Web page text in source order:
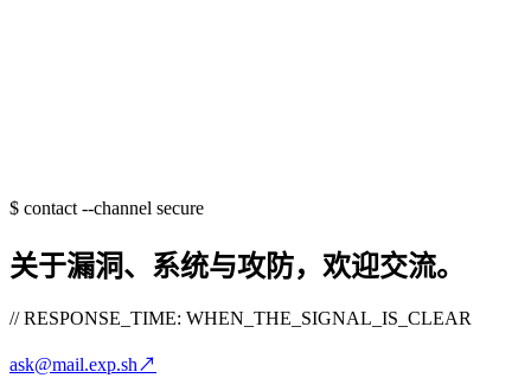
$ contact --channel secure
关于漏洞、系统与攻防，欢迎交流。
// RESPONSE_TIME: WHEN_THE_SIGNAL_IS_CLEAR
ask@mail.exp.sh↗